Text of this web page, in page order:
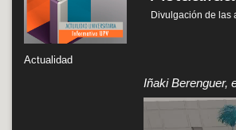
Actualidad
Divulgación de las
Iñaki Berenguer,